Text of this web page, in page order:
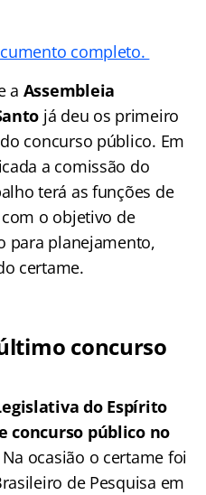
completo.
a Assembleia
já deu os primeiro
concurso público. Em
a comissão do
terá as funções de
o objetivo de
para planejamento,
certame.
concurso
do Espírito
concurso público no
Na ocasião o certame foi
de Pesquisa em